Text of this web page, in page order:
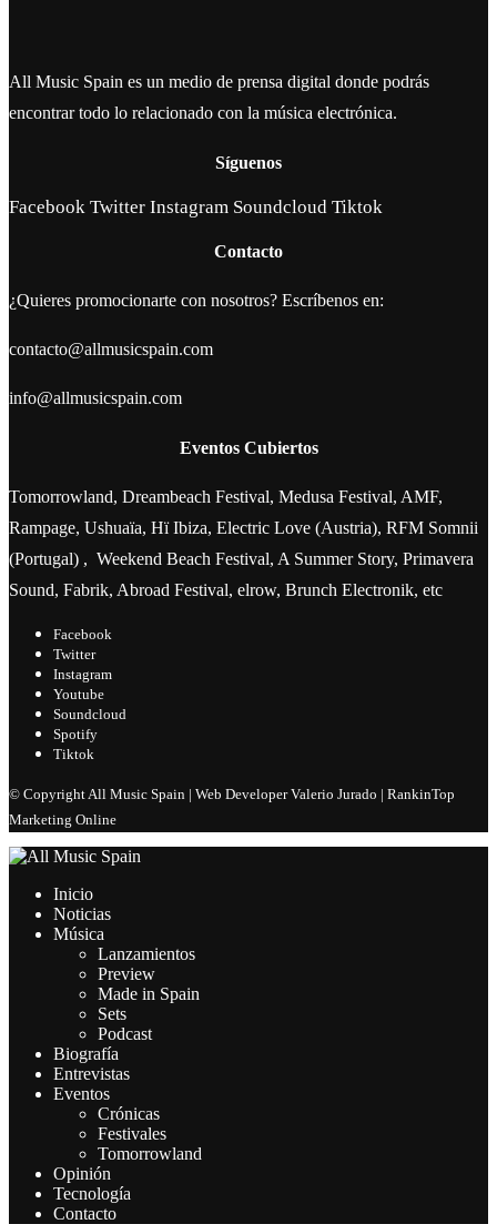
All Music Spain es un medio de prensa digital donde podrás
encontrar todo lo relacionado con la música electrónica.
Síguenos
Facebook Twitter Instagram Soundcloud Tiktok
Contacto
¿Quieres promocionarte con nosotros? Escríbenos en:
contacto@allmusicspain.com
info@allmusicspain.com
Eventos Cubiertos
Tomorrowland, Dreambeach Festival, Medusa Festival, AMF,
Rampage, Ushuaïa, Hï Ibiza, Electric Love (Austria), RFM Somnii
(Portugal) , Weekend Beach Festival, A Summer Story, Primavera
Sound, Fabrik, Abroad Festival, elrow, Brunch Electronik, etc
Facebook
Twitter
Instagram
Youtube
Soundcloud
Spotify
Tiktok
© Copyright All Music Spain | Web Developer Valerio Jurado | RankinTop
Marketing Online
Inicio
Noticias
Música
Lanzamientos
Preview
Made in Spain
Sets
Podcast
Biografía
Entrevistas
Eventos
Crónicas
Festivales
Tomorrowland
Opinión
Tecnología
Contacto